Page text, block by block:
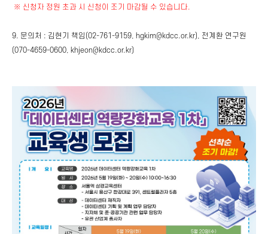
※ 신청자 정원 초과 시 신청이 조기 마감될 수 있습니다.
9. 문의처 : 김현기 책임(02-761-9159, hgkim@kdcc.or.kr), 전계환 연구원
(070-4659-0600, khjeon@kdcc.or.kr)